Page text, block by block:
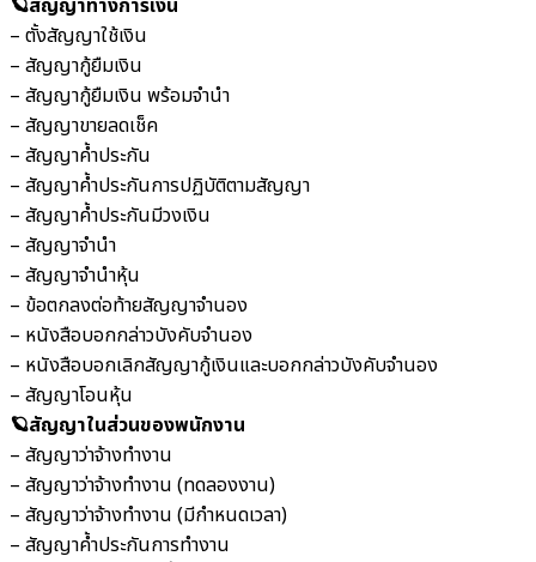
🪐สัญญาทางการเงิน
– ตั้งสัญญาใช้เงิน
– สัญญากู้ยืมเงิน
– สัญญากู้ยืมเงิน พร้อมจำนำ
– สัญญาขายลดเช็ค
– สัญญาค้ำประกัน
– สัญญาค้ำประกันการปฏิบัติตามสัญญา
– สัญญาค้ำประกันมีวงเงิน
– สัญญาจำนำ
– สัญญาจำนำหุ้น
– ข้อตกลงต่อท้ายสัญญาจำนอง
– หนังสือบอกกล่าวบังคับจำนอง
– หนังสือบอกเลิกสัญญากู้เงินและบอกกล่าวบังคับจำนอง
– สัญญาโอนหุ้น
🪐สัญญาในส่วนของพนักงาน
– สัญญาว่าจ้างทำงาน
– สัญญาว่าจ้างทำงาน (ทดลองงาน)
– สัญญาว่าจ้างทำงาน (มีกำหนดเวลา)
– สัญญาค้ำประกันการทำงาน